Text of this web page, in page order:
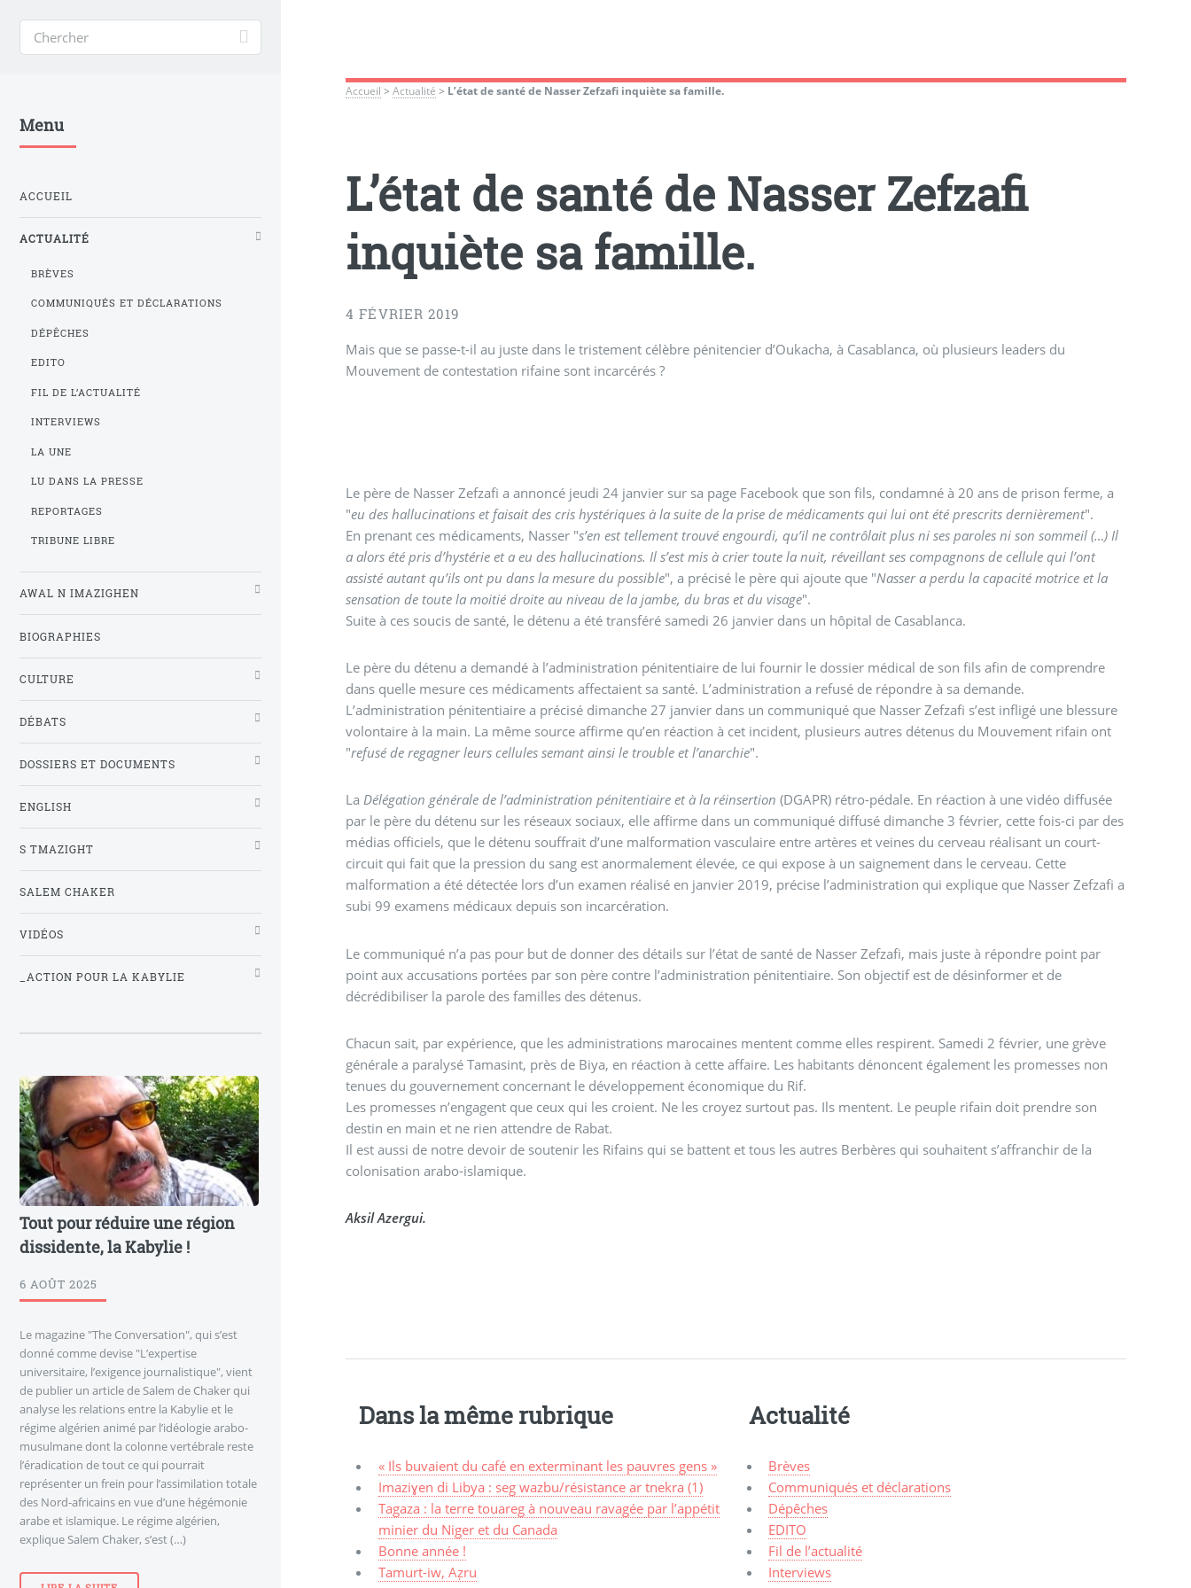
Accueil >Actualité > L’état de santé de Nasser Zefzafi inquiète sa famille.
L’état de santé de Nasser Zefzafi
inquiète sa famille.
4 FÉVRIER 2019
Mais que se passe-t-il au juste dans le tristement célèbre pénitencier d’Oukacha, à Casablanca, où plusieurs leaders du
Mouvement de contestation rifaine sont incarcérés ?
Le père de Nasser Zefzafi a annoncé jeudi 24 janvier sur sa page Facebook que son fils, condamné à 20 ans de prison ferme, a
"eu des hallucinations et faisait des cris hystériques à la suite de la prise de médicaments qui lui ont été prescrits dernièrement".
En prenant ces médicaments, Nasser "s’en est tellement trouvé engourdi, qu’il ne contrôlait plus ni ses paroles ni son sommeil (…) Il
a alors été pris d’hystérie et a eu des hallucinations. Il s’est mis à crier toute la nuit, réveillant ses compagnons de cellule qui l’ont
assisté autant qu’ils ont pu dans la mesure du possible", a précisé le père qui ajoute que "Nasser a perdu la capacité motrice et la
sensation de toute la moitié droite au niveau de la jambe, du bras et du visage".
Suite à ces soucis de santé, le détenu a été transféré samedi 26 janvier dans un hôpital de Casablanca.
Le père du détenu a demandé à l’administration pénitentiaire de lui fournir le dossier médical de son fils afin de comprendre
dans quelle mesure ces médicaments affectaient sa santé. L’administration a refusé de répondre à sa demande.
L’administration pénitentiaire a précisé dimanche 27 janvier dans un communiqué que Nasser Zefzafi s’est infligé une blessure
volontaire à la main. La même source affirme qu’en réaction à cet incident, plusieurs autres détenus du Mouvement rifain ont
"refusé de regagner leurs cellules semant ainsi le trouble et l’anarchie".
LaDélégation générale de l’administration pénitentiaire et à la réinsertion (DGAPR) rétro-pédale. En réaction à une vidéo diffusée
par le père du détenu sur les réseaux sociaux, elle affirme dans un communiqué diffusé dimanche 3 février, cette fois-ci par des
médias officiels, que le détenu souffrait d’une malformation vasculaire entre artères et veines du cerveau réalisant un court-
circuit qui fait que la pression du sang est anormalement élevée, ce qui expose à un saignement dans le cerveau. Cette
malformation a été détectée lors d’un examen réalisé en janvier 2019, précise l’administration qui explique que Nasser Zefzafi a
subi 99 examens médicaux depuis son incarcération.
Le communiqué n’a pas pour but de donner des détails sur l’état de santé de Nasser Zefzafi, mais juste à répondre point par
point aux accusations portées par son père contre l’administration pénitentiaire. Son objectif est de désinformer et de
décrédibiliser la parole des familles des détenus.
Chacun sait, par expérience, que les administrations marocaines mentent comme elles respirent. Samedi 2 février, une grève
générale a paralysé Tamasint, près de Biya, en réaction à cette affaire. Les habitants dénoncent également les promesses non
tenues du gouvernement concernant le développement économique du Rif.
Les promesses n’engagent que ceux qui les croient. Ne les croyez surtout pas. Ils mentent. Le peuple rifain doit prendre son
destin en main et ne rien attendre de Rabat.
Il est aussi de notre devoir de soutenir les Rifains qui se battent et tous les autres Berbères qui souhaitent s’affranchir de la
colonisation arabo-islamique.
Aksil Azergui.
Dans la même rubrique
« Ils buvaient du café en exterminant les pauvres gens »
Imaziɣen di Libya : seg wazbu/résistance ar tnekra (1)
Tagaza : la terre touareg à nouveau ravagée par l’appétit
minier du Niger et du Canada
Bonne année !
Tamurt-iw, Aẓru
Actualité
Brèves
Communiqués et déclarations
Dépêches
EDITO
Fil de l’actualité
Interviews
Menu
ACCUEIL
ACTUALITÉ
BRÈVES
COMMUNIQUÉS ET DÉCLARATIONS
DÉPÊCHES
EDITO
FIL DE L’ACTUALITÉ
INTERVIEWS
LA UNE
LU DANS LA PRESSE
REPORTAGES
TRIBUNE LIBRE
AWAL N IMAZIGHEN
BIOGRAPHIES
CULTURE
DÉBATS
DOSSIERS ET DOCUMENTS
ENGLISH
S TMAZIGHT
SALEM CHAKER
VIDÉOS
_ACTION POUR LA KABYLIE
Tout pour réduire une région
dissidente, la Kabylie !
6 AOÛT 2025
Le magazine "The Conversation", qui s’est
donné comme devise "L’expertise
universitaire, l’exigence journalistique", vient
de publier un article de Salem de Chaker qui
analyse les relations entre la Kabylie et le
régime algérien animé par l’idéologie arabo-
musulmane dont la colonne vertébrale reste
l’éradication de tout ce qui pourrait
représenter un frein pour l’assimilation totale
des Nord-africains en vue d’une hégémonie
arabe et islamique. Le régime algérien,
explique Salem Chaker, s’est (…)